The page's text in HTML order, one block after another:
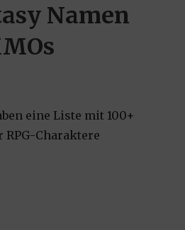
Namen
eine Liste mit 100+
Charaktere